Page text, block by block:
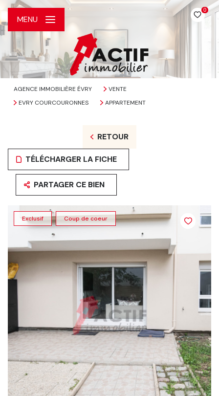
0
MENU
AGENCE IMMOBILIÈRE ÉVRY
VENTE
EVRY COURCOURONNES
APPARTEMENT
RETOUR
TÉLÉCHARGER LA FICHE
PARTAGER CE BIEN
Exclusif Coup de coeur